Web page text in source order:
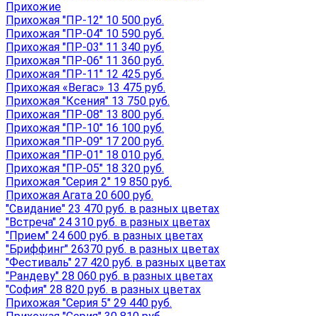
Прихожие
Прихожая "ПР-12" 10 500 руб.
Прихожая "ПР-04" 10 590 руб.
Прихожая "ПР-03" 11 340 руб.
Прихожая "ПР-06" 11 360 руб.
Прихожая "ПР-11" 12 425 руб.
Прихожая «Вегас» 13 475 руб.
Прихожая "Ксения" 13 750 руб.
Прихожая "ПР-08" 13 800 руб.
Прихожая "ПР-10" 16 100 руб.
Прихожая "ПР-09" 17 200 руб.
Прихожая "ПР-01" 18 010 руб.
Прихожая "ПР-05" 18 320 руб.
Прихожая "Серия 2" 19 850 руб.
Прихожая Агата 20 600 руб.
"Свидание" 23 470 руб. в разных цветах
"Встреча" 24 310 руб. в разных цветах
"Прием" 24 600 руб. в разных цветах
"Бриффинг" 26370 руб. в разных цветах
"Фестиваль" 27 420 руб. в разных цветах
"Рандеву" 28 060 руб. в разных цветах
"София" 28 820 руб. в разных цветах
Прихожая "Серия 5" 29 440 руб.